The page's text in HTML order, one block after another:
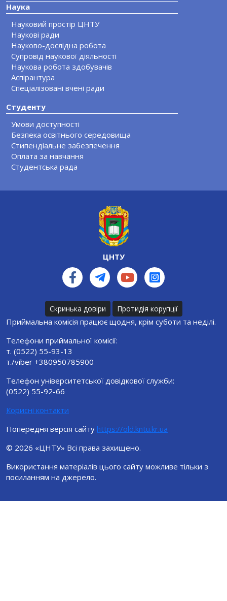
Наука
Науковий простір ЦНТУ
Наукові ради
Науково-дослідна робота
Супровід наукової діяльності
Наукова робота здобувачів
Аспірантура
Спеціалізовані вчені ради
Студенту
Умови доступності
Безпека освітнього середовища
Стипендіальне забезпечення
Оплата за навчання
Студентська рада
ЦНТУ
Скринька довіри Протидія корупції
Приймальна комісія працює щодня, крім суботи та неділі.
Телефони приймальної комісії:
т. (0522) 55-93-13
т./viber +380950785900
Телефон університетської довідкової служби:
(0522) 55-92-66
Корисні контакти
Попередня версія сайту https://old.kntu.kr.ua
© 2026 «ЦНТУ» Всі права захищено.
Використання матеріалів цього сайту можливе тільки з
посиланням на джерело.